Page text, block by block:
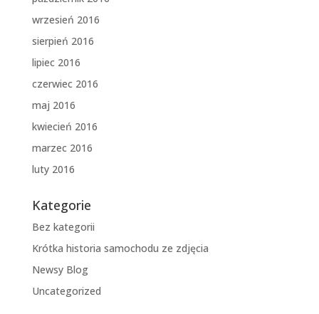
wrzesień 2016
sierpień 2016
lipiec 2016
czerwiec 2016
maj 2016
kwiecień 2016
marzec 2016
luty 2016
Kategorie
Bez kategorii
Krótka historia samochodu ze zdjęcia
Newsy Blog
Uncategorized